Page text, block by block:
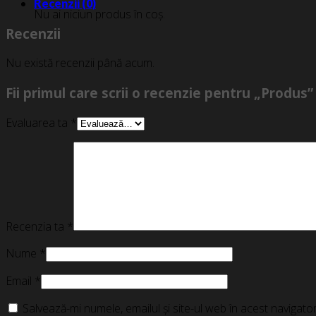
Nu ai niciun produs în coș.
Recenzii (0)
Recenzii
Nu există recenzii până acum.
Fii primul care scrii o recenzie pentru „Produs”
Evaluarea ta *
Recenzia ta *
Nume *
Email *
Salvează-mi numele, emailul și site-ul web în acest